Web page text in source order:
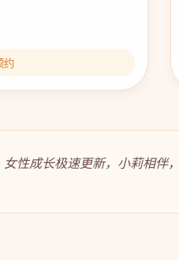
约
女性成长极速更新，小莉相